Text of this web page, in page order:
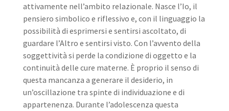
attivamente nell’ambito relazionale. Nasce l’Io, il
pensiero simbolico e riflessivo e, con il linguaggio la
possibilità di esprimersi e sentirsi ascoltato, di
guardare l’Altro e sentirsi visto. Con l’avvento della
soggettività si perde la condizione di oggetto e la
continuità delle cure materne. È proprio il senso di
questa mancanza a generare il desiderio, in
un’oscillazione tra spinte di individuazione e di
appartenenza. Durante l’adolescenza questa